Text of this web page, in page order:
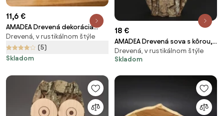
11,6 €
AMADEA Drevená dekorácia
srdca v srdci, masívne drevo,
veľkosť 10 cm
Drevená, v rustikálnom štýle
(5)
Skladom
18 €
AMADEA Drevená sova s kôrou,
masívne drevo, výška 16 cm
Drevená, v rustikálnom štýle
Skladom